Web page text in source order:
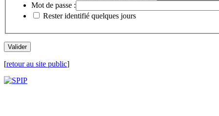
Mot de passe :
Rester identifié quelques jours
[retour au site public]